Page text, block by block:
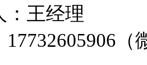
：王经理
17732605906（